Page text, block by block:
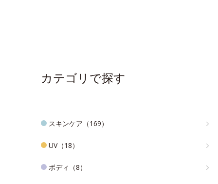
カテゴリで探す
スキンケア（169）
UV（18）
ボディ（8）